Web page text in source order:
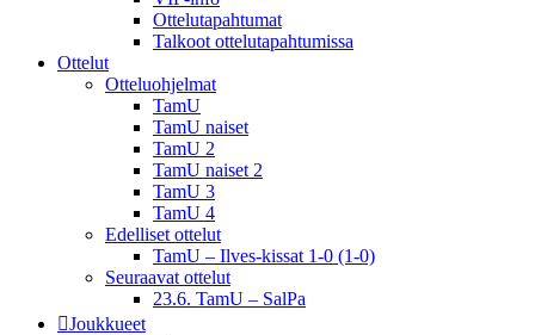
Ottelutapahtumat
Talkoot ottelu­tapahtumissa
Ottelut
Otteluohjelmat
TamU
TamU naiset
TamU 2
TamU naiset 2
TamU 3
TamU 4
Edelliset ottelut
TamU – Ilves-kissat 1-0 (1-0)
Seuraavat ottelut
23.6. TamU – SalPa
Joukkueet